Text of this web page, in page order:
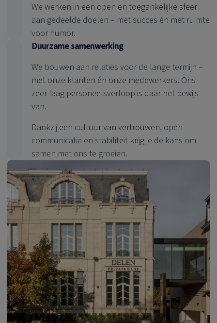
We werken in een open en toegankelijke sfeer
aan gedeelde doelen – met succes én met ruimte
voor humor.
Duurzame samenwerking
We bouwen aan relaties voor de lange termijn –
met onze klanten én onze medewerkers. Ons
zeer laag personeelsverloop is daar het bewijs
van.
Dankzij een cultuur van vertrouwen, open
communicatie en stabiliteit krijg je de kans om
samen met ons te groeien.